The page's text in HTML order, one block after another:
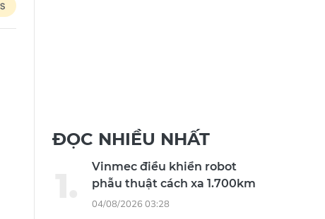
ĐỌC NHIỀU NHẤT
Vinmec điều khiển robot
phẫu thuật cách xa 1.700km
04/08/2026 03:28